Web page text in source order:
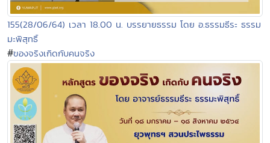
155(28/06/64) เวลา 18.00 น. บรรยายธรรม โดย อ.ธรรมธีระ ธรรม
มะพิสุทธิ์
#ของจริงเกิดกับคนจริง